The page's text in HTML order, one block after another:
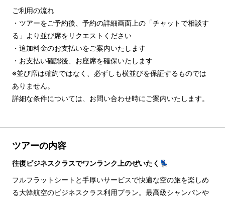
ご利用の流れ
・ツアーをご予約後、予約の詳細画面上の「チャットで相談す
る」より並び席をリクエストください
・追加料金のお支払いをご案内いたします
・お支払い確認後、お座席を確保いたします
※並び席は確約ではなく、必ずしも横並びを保証するものでは
ありません。
詳細な条件については、お問い合わせ時にご案内いたします。
ツアーの内容
往復ビジネスクラスでワンランク上のぜいたく💺
フルフラットシートと手厚いサービスで快適な空の旅を楽しめ
る大韓航空のビジネスクラス利用プラン。最高級シャンパンや